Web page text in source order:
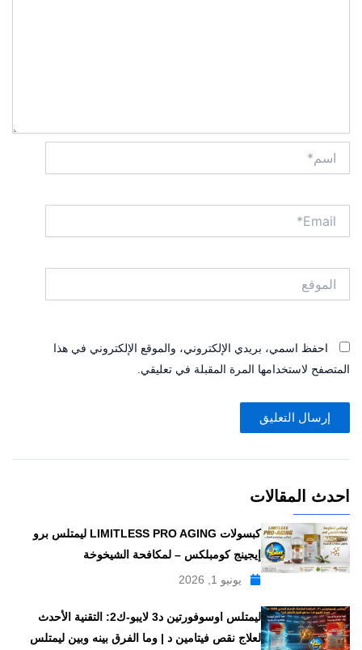
احفظ اسمي، بريدي الإلكتروني، والموقع الإلكتروني في هذا
المتصفح لاستخدامها المرة المقبلة في تعليقي.
احدث المقالات
كبسولات LIMITLESS PRO AGING ليمتلس برو
إيجينج كومبلكس – لمكافحة الشيخوخة
يونيو 1, 2026
ليمتلس اوسوفورتين د3 لايبو-ك2: التقنية الأحدث
لعلاج نقص فيتامين د | وما الفرق بينه وبين ليمتلس